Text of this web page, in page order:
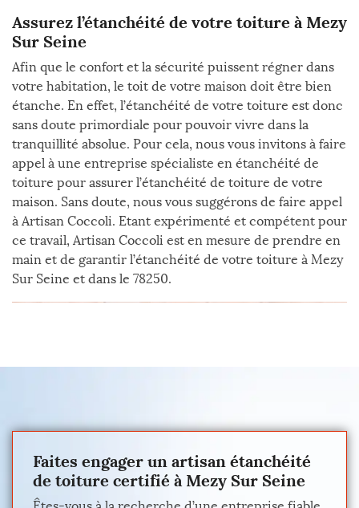
Assurez l’étanchéité de votre toiture à Mezy
Sur Seine
Afin que le confort et la sécurité puissent régner dans
votre habitation, le toit de votre maison doit être bien
étanche. En effet, l’étanchéité de votre toiture est donc
sans doute primordiale pour pouvoir vivre dans la
tranquillité absolue. Pour cela, nous vous invitons à faire
appel à une entreprise spécialiste en étanchéité de
toiture pour assurer l’étanchéité de toiture de votre
maison. Sans doute, nous vous suggérons de faire appel
à Artisan Coccoli. Etant expérimenté et compétent pour
ce travail, Artisan Coccoli est en mesure de prendre en
main et de garantir l’étanchéité de votre toiture à Mezy
Sur Seine et dans le 78250.
Faites engager un artisan étanchéité
de toiture certifié à Mezy Sur Seine